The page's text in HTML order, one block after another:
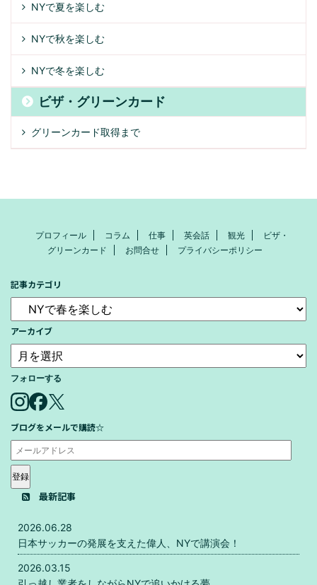
NYで夏を楽しむ
NYで秋を楽しむ
NYで冬を楽しむ
ビザ・グリーンカード
グリーンカード取得まで
プロフィール コラム 仕事 英会話 観光
ビザ・
グリーンカード
お問合せ プライバシーポリシー
記事カテゴリ
アーカイブ
フォローする
ブログをメールで購読☆
登録
最新記事
2026.06.28
日本サッカーの発展を支えた偉人、NYで講演会！
2026.03.15